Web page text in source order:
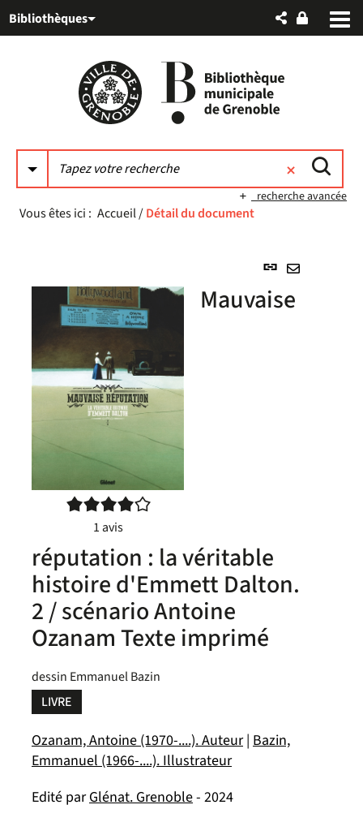
au
auBibliothèques
recherche avancée
Vous êtes ici : Accueil/Détail du document
Lien
(Nouvelle
par
4/5
1avis
Mauvaise
réputation : la véritable
histoire d'Emmett Dalton.
2 / scénario Antoine
Ozanam Texte imprimé
dessin Emmanuel Bazin
LIVRE
Ozanam, Antoine (1970-....). Auteur| Bazin,
Emmanuel (1966-....). Illustrateur
Edité parGlénat. Grenoble- 2024